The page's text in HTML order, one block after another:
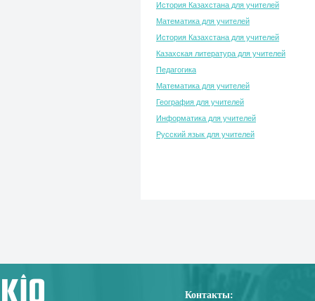
История Казахстана для учителей
Математика для учителей
История Казахстана для учителей
Казахская литература для учителей
Педагогика
Математика для учителей
География для учителей
Информатика для учителей
Русский язык для учителей
Контакты: